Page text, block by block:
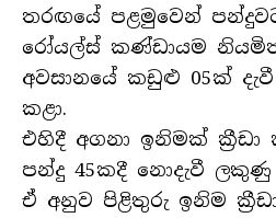
තරඟයේ පළමුවෙන්
රෝයල්ස් කණ්ඩායම නියමිත
අවසානයේ කඩුළු 05ක්
කළා.
එහිදී අගනා ඉනිමක් ක්‍රීඩා
පන්දු 45කදී නොදැවී ලකුණු
ඒ අනුව පිළිතුරු ඉනිම